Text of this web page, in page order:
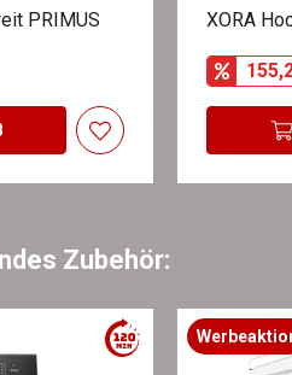
PRIMUS XORA
Zubehör: